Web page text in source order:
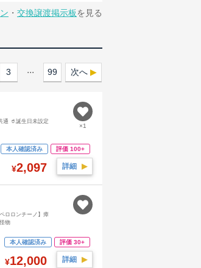
・ 交換譲渡掲示板を見る
3 ... 99 次へ
通 🥤誕生日未設定
本人確認済み 評価 100+
¥2,097 詳細 ▶︎
×1
ロロンチーノ】瘴
物
本人確認済み 評価 30+
¥12,000 詳細 ▶︎